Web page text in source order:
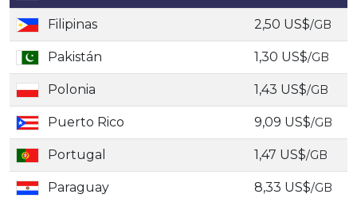
Filipinas 2,50 US$/GB
Pakistán 1,30 US$/GB
Polonia 1,43 US$/GB
Puerto Rico 9,09 US$/GB
Portugal 1,47 US$/GB
Paraguay 8,33 US$/GB